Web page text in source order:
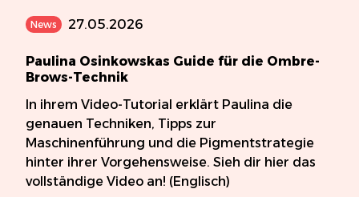
News 27.05.2026
Paulina Osinkowskas Guide für die Ombre-
Brows-Technik
In ihrem Video-Tutorial erklärt Paulina die
genauen Techniken, Tipps zur
Maschinenführung und die Pigmentstrategie
hinter ihrer Vorgehensweise. Sieh dir hier das
vollständige Video an! (Englisch)